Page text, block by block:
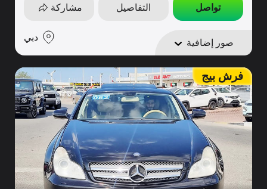
تواصل التفاصيل مشاركة
صور إضافية دبي
فرش بيج